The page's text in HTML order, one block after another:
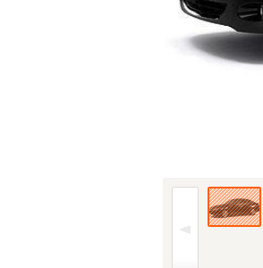
08年(H20)10月